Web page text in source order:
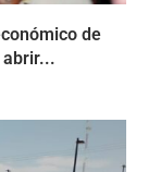
de
abrir...